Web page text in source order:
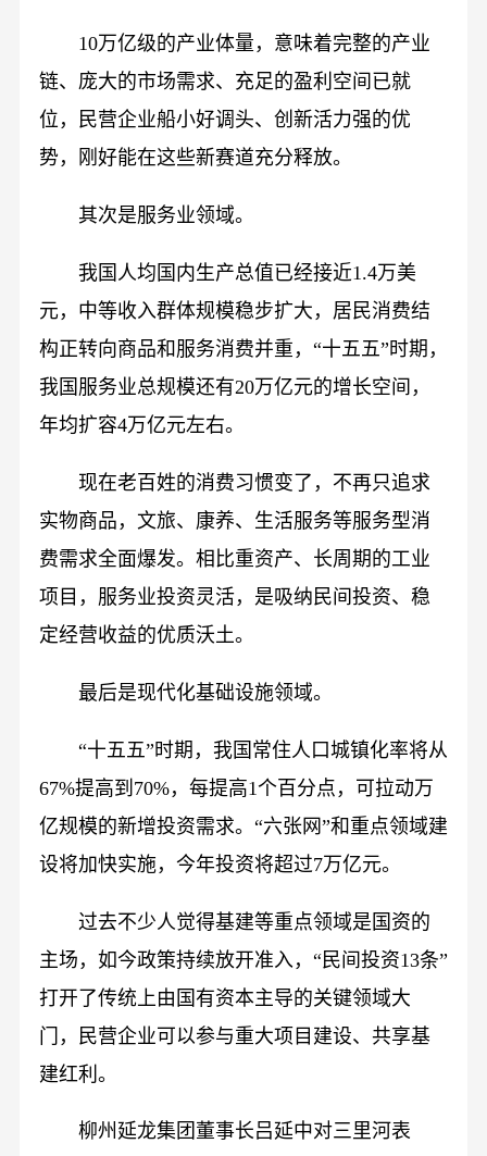
10万亿级的产业体量，意味着完整的产业
链、庞大的市场需求、充足的盈利空间已就
位，民营企业船小好调头、创新活力强的优
势，刚好能在这些新赛道充分释放。
其次是服务业领域。
我国人均国内生产总值已经接近1.4万美
元，中等收入群体规模稳步扩大，居民消费结
构正转向商品和服务消费并重，“十五五”时期，
我国服务业总规模还有20万亿元的增长空间，
年均扩容4万亿元左右。
现在老百姓的消费习惯变了，不再只追求
实物商品，文旅、康养、生活服务等服务型消
费需求全面爆发。相比重资产、长周期的工业
项目，服务业投资灵活，是吸纳民间投资、稳
定经营收益的优质沃土。
最后是现代化基础设施领域。
“十五五”时期，我国常住人口城镇化率将从
67%提高到70%，每提高1个百分点，可拉动万
亿规模的新增投资需求。“六张网”和重点领域建
设将加快实施，今年投资将超过7万亿元。
过去不少人觉得基建等重点领域是国资的
主场，如今政策持续放开准入，“民间投资13条”
打开了传统上由国有资本主导的关键领域大
门，民营企业可以参与重大项目建设、共享基
建红利。
柳州延龙集团董事长吕延中对三里河表